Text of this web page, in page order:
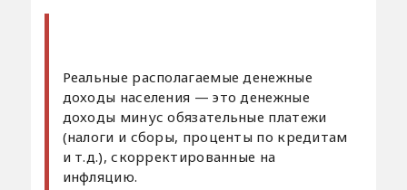
Реальные располагаемые денежные
доходы населения — это денежные
доходы минус обязательные платежи
(налоги и сборы, проценты по кредитам
и т.д.), скорректированные на
инфляцию.